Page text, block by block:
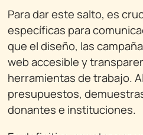
Para dar este salto, es
específicas para
que el diseño, las
web accesible y
herramientas de trabajo.
presupuestos,
donantes e instituciones.